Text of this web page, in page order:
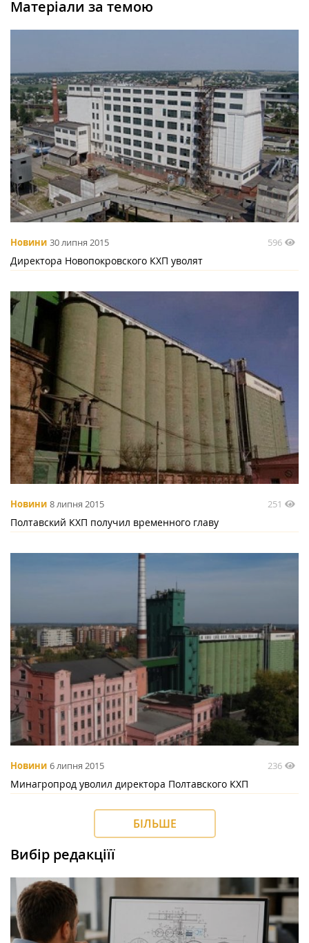
Матеріали за темою
Новини 30 липня 2015 596
Директора Новопокровского КХП уволят
Новини 8 липня 2015 251
Полтавский КХП получил временного главу
Новини 6 липня 2015 236
Минагропрод уволил директора Полтавского КХП
БІЛЬШЕ
Вибір редакціїї